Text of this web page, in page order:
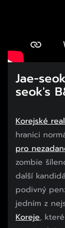
Jae-
seok's
Korejské
hranici
pro
zombie
další
podivný
jedním z
Koreje,